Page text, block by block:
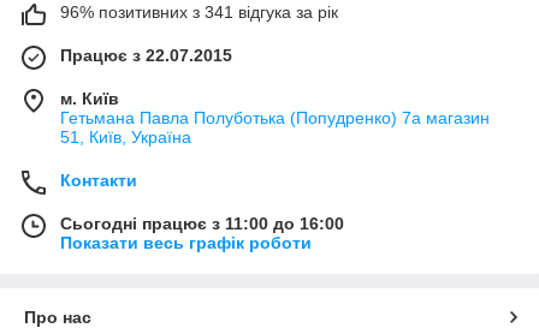
96% позитивних з 341 відгука за рік
Працює з 22.07.2015
м. Київ
Гетьмана Павла Полуботька (Попудренко) 7а магазин
51, Київ, Україна
Контакти
Сьогодні працює з 11:00 до 16:00
Показати весь графік роботи
Про нас